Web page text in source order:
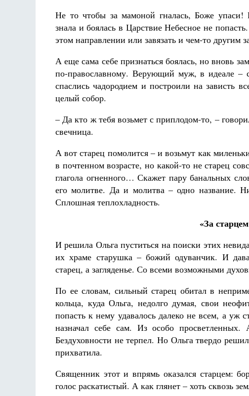
Не то чтобы за мамоной гналась, Боже упаси!
знала и боялась в Царствие Небесное не
этом направлении или завязать и чем-то другим
А еще сама себе признаться боялась, но вновь
по-православному. Верующий муж, в идеале –
спаслись чадородием и построили на зависть
целый собор.
– Да кто ж тебя возьмет с приплодом-то, –
свечница.
А вот старец помолится – и возьмут как
в почтенном возрасте, но какой-то не старец
глагола огненного… Скажет пару банальных
его молитве. Да и молитва – одно название.
Сплошная теплохладность.
«За
И решила Ольга пуститься на поиски этих
их храме старушка – божий одуванчик. И
старец, а загляденье. Со всеми возможными
По ее словам, сильный старец обитал в
кольца, куда Ольга, недолго думая, свои
попасть к нему удавалось далеко не всем, а
назначал себе сам. Из особо
Бездуховности не терпел. Но Ольга твердо
прихватила.
Священник этот и впрямь оказался старцем:
голос раскатистый. А как глянет – хоть сквозь